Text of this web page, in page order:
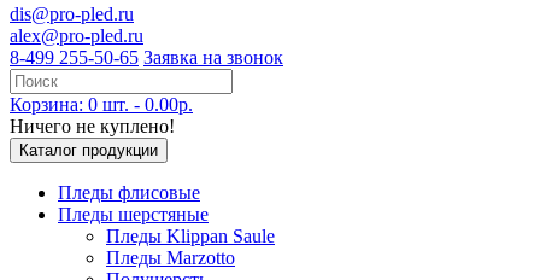
dis@pro-pled.ru
alex@pro-pled.ru
8-499 255-50-65 Заявка на звонок
Корзина: 0 шт. - 0.00р.
Ничего не куплено!
Каталог продукции
Пледы флисовые
Пледы шерстяные
Пледы Klippan Saule
Пледы Marzotto